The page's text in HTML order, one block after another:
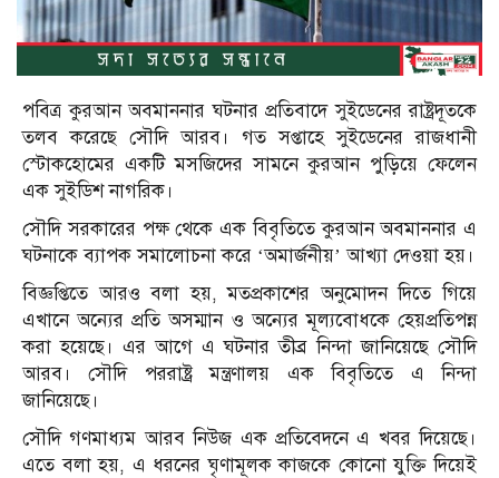
পবিত্র কুরআন অবমাননার ঘটনার প্রতিবাদে সুইডেনের রাষ্ট্রদূতকে
তলব করেছে সৌদি আরব। গত সপ্তাহে সুইডেনের রাজধানী
স্টোকহোমের একটি মসজিদের সামনে কুরআন পুড়িয়ে ফেলেন
এক সুইডিশ নাগরিক।
সৌদি সরকারের পক্ষ থেকে এক বিবৃতিতে কুরআন অবমাননার এ
ঘটনাকে ব্যাপক সমালোচনা করে ‘অমার্জনীয়’ আখ্যা দেওয়া হয়।
বিজ্ঞপ্তিতে আরও বলা হয়, মতপ্রকাশের অনুমোদন দিতে গিয়ে
এখানে অন্যের প্রতি অসম্মান ও অন্যের মূল্যবোধকে হেয়প্রতিপন্ন
করা হয়েছে। এর আগে এ ঘটনার তীব্র নিন্দা জানিয়েছে সৌদি
আরব। সৌদি পররাষ্ট্র মন্ত্রণালয় এক বিবৃতিতে এ নিন্দা
জানিয়েছে।
সৌদি গণমাধ্যম আরব নিউজ এক প্রতিবেদনে এ খবর দিয়েছে।
এতে বলা হয়, এ ধরনের ঘৃণামূলক কাজকে কোনো যুক্তি দিয়েই